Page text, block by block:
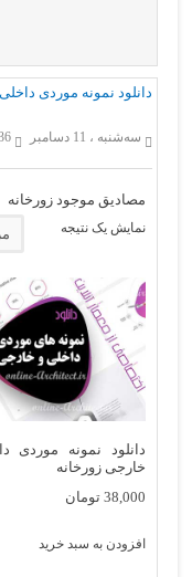
دانلود نمونه موردی
سه‌شنبه ، 11 دسامبر 236
مصادیق موجود زورخانه
نمایش یک نتیجه
دانلود نمونه موردی
خارجی زورخانه
38,000 تومان
افزودن به سبد خرید